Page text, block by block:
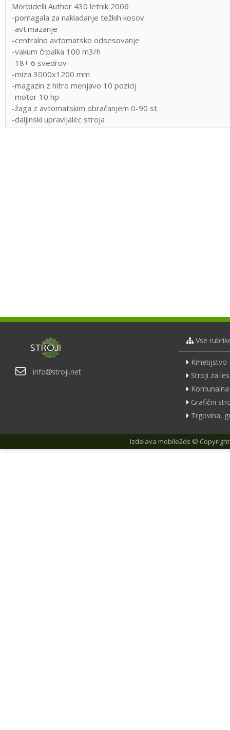
Morbidelli Author 430 letnik 2006
-pomagala za nakladanje težkih kosov
-avt.mazanje
-centralno avtomatsko odsesovanje
-vakum črpalka 100 m3/h
-18+ 6 svedrov
-miza 3000x1200 mm
-magazin z hitro menjavo 10 pozicij
-motor 10 hp
-žaga z avtomatskim obračanjem 0-90 st.
-daljinski upravljalec stroja
info stroji.net
Vse
Kmetijstvo
Stroji za les
Grafični
Trgovina,
Izdelava mobile2ds ©